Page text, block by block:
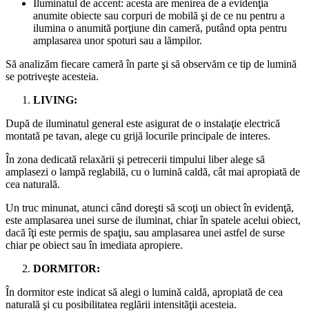
Iluminatul de accent: acesta are menirea de a evidenţia
anumite obiecte sau corpuri de mobilă şi de ce nu pentru a
ilumina o anumită porţiune din cameră, putând opta pentru
amplasarea unor spoturi sau a lămpilor.
Să analizăm fiecare cameră în parte şi să observăm ce tip de lumină
se potriveşte acesteia.
LIVING:
După de iluminatul general este asigurat de o instalaţie electrică
montată pe tavan, alege cu grijă locurile principale de interes.
În zona dedicată relaxării şi petrecerii timpului liber alege să
amplasezi o lampă reglabilă, cu o lumină caldă, cât mai apropiată de
cea naturală.
Un truc minunat, atunci când doreşti să scoţi un obiect în evidenţă,
este amplasarea unei surse de iluminat, chiar în spatele acelui obiect,
dacă îţi este permis de spaţiu, sau amplasarea unei astfel de surse
chiar pe obiect sau în imediata apropiere.
DORMITOR:
În dormitor este indicat să alegi o lumină caldă, apropiată de cea
naturală şi cu posibilitatea reglării intensităţii acesteia.